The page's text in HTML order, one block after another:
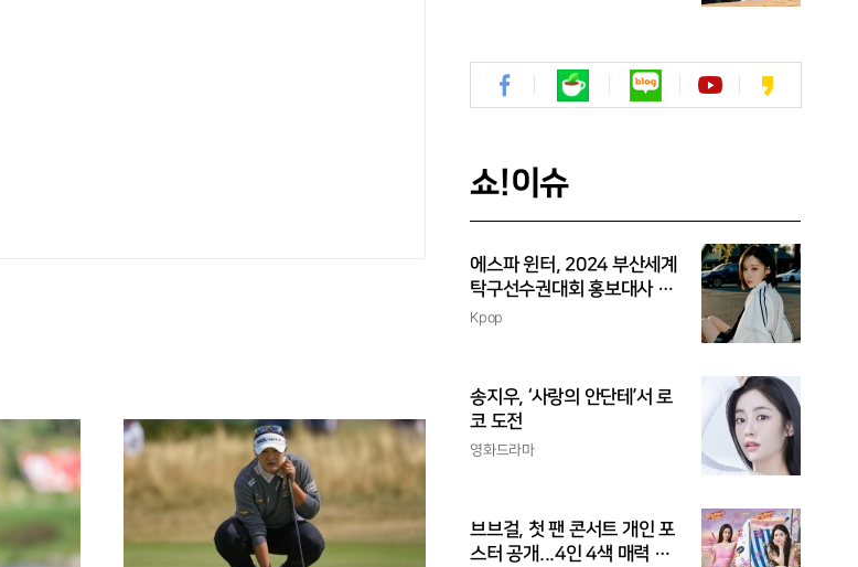
쇼!이슈
에스파 윈터, 2024 부산세계
탁구선수권대회 홍보대사 위
촉
Kpop
송지우, ‘사랑의 안단테’서 로
코 도전
영화드라마
브브걸, 첫 팬 콘서트 개인 포
스터 공개...4인 4색 매력 발